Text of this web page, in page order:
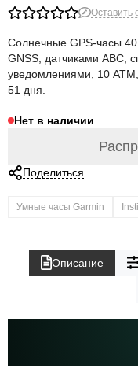
Оставить
Солнечные GPS-часы
GNSS, датчиками
уведомлениями, 10
51 дня.
Нет в наличии
Поделиться
Умные часы Garmin
Описание